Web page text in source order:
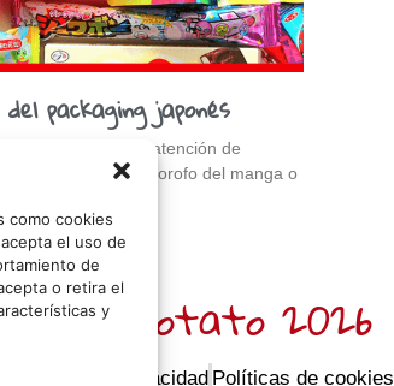
como cookies
el uso de
de
o retira el
y
packaging japonés
llaman la atención de
no seas un forofo del manga o
© Sr. Potato 2026
Políticas de privacidad Políticas de cookies